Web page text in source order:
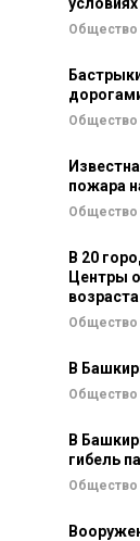
Общество
Общество
пожара
Общество
В 20
Центры
возраста
Общество
В
Общество
В
гибель
Общество